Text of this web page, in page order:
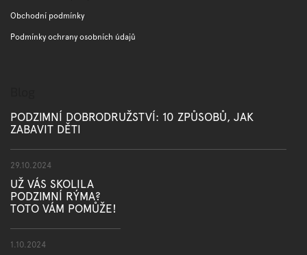
Obchodní podmínky
Podmínky ochrany osobních údajů
PODZIMNÍ DOBRODRUŽSTVÍ: 10 ZPŮSOBŮ, JAK
ZABAVIT DĚTI
29.10.2024
UŽ VÁS SKOLILA
PODZIMNÍ RÝMA?
TOTO VÁM POMŮŽE!
1.10.2024